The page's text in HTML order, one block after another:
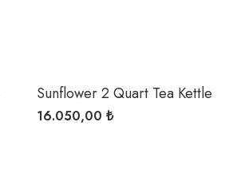
Sunflower 2 Quart Tea Kettle
16.050,00 ₺